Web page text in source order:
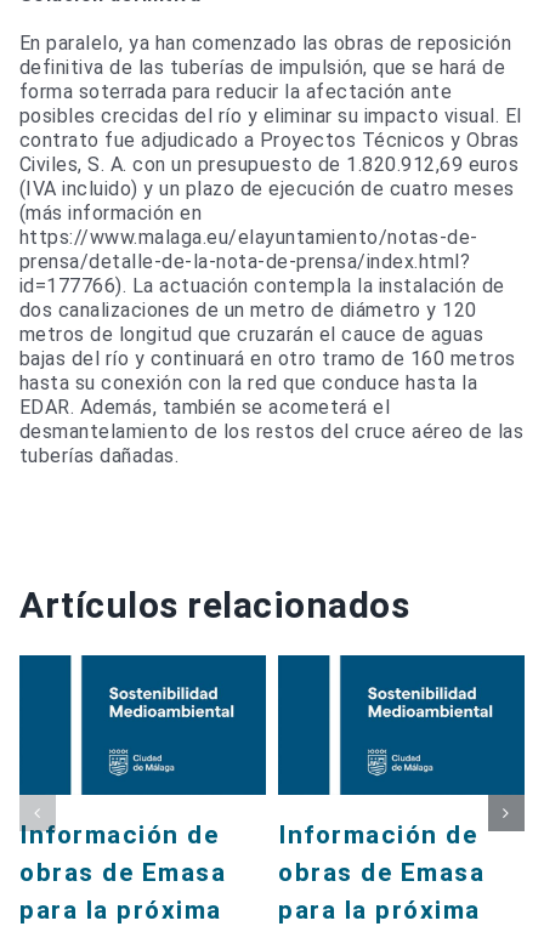
En paralelo, ya han comenzado las obras de reposición
definitiva de las tuberías de impulsión, que se hará de
forma soterrada para reducir la afectación ante
posibles crecidas del río y eliminar su impacto visual. El
contrato fue adjudicado a Proyectos Técnicos y Obras
Civiles, S. A. con un presupuesto de 1.820.912,69 euros
(IVA incluido) y un plazo de ejecución de cuatro meses
(más información en
https://www.malaga.eu/elayuntamiento/notas-de-
prensa/detalle-de-la-nota-de-prensa/index.html?
id=177766). La actuación contempla la instalación de
dos canalizaciones de un metro de diámetro y 120
metros de longitud que cruzarán el cauce de aguas
bajas del río y continuará en otro tramo de 160 metros
hasta su conexión con la red que conduce hasta la
EDAR. Además, también se acometerá el
desmantelamiento de los restos del cruce aéreo de las
tuberías dañadas.
Artículos relacionados
Información de
obras de Emasa
para la próxima
Información de
obras de Emasa
para la próxima